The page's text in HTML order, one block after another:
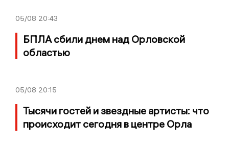
05/08 20:43
БПЛА сбили днем над Орловской
областью
05/08 20:15
Тысячи гостей и звездные артисты: что
происходит сегодня в центре Орла